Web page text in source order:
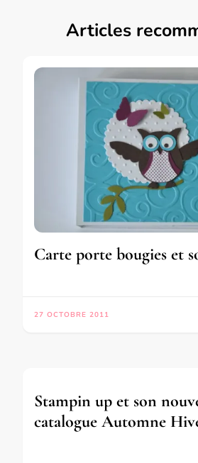
Articles
Carte porte bougies et
27 OCTOBRE 2011
Stampin up et son
catalogue Automne